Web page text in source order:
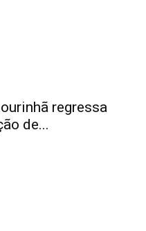
regressa
de...